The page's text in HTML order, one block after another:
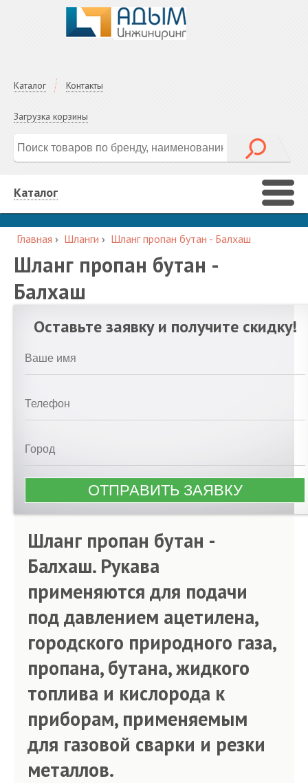
Каталог Контакты
Загрузка корзины
Каталог
Главная › Шланги › Шланг пропан бутан - Балхаш
Шланг пропан бутан -
Балхаш
Оставьте заявку и получите скидку!
Шланг пропан бутан -
Балхаш. Рукава
применяются для подачи
под давлением ацетилена,
городского природного газа,
пропана, бутана, жидкого
топлива и кислорода к
приборам, применяемым
для газовой сварки и резки
металлов.